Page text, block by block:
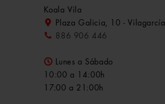
Koala Vila
Plaza Galicia, 10 - Vilagarcía
886 906 446
Lunes a Sábado
10:00 a 14:00h
17:00 a 21:00h